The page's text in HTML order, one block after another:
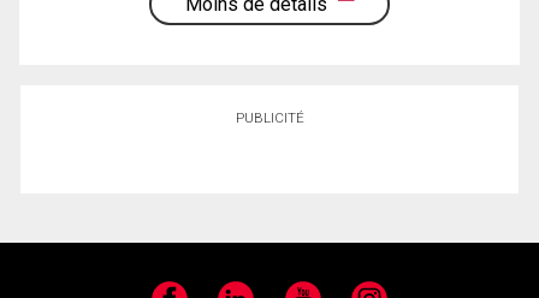
PUBLICITÉ